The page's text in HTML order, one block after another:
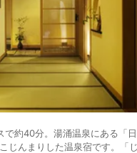
で約40分。湯涌温泉にある「
じんまりした温泉宿です。「